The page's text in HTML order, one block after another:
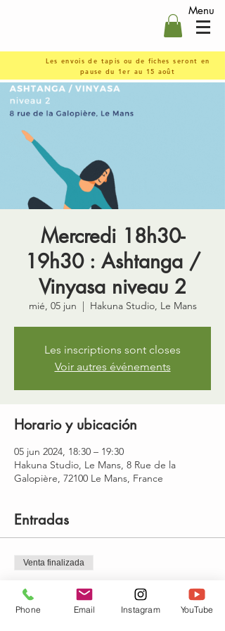
Menu
Les envois de tapis ou de fiches seront en
pause du 1er au 15 août
Mercredi 18h30-
19h30 : Ashtanga /
Vinyasa niveau 2
mié, 05 jun
  |
Hakuna Studio, Le Mans
Les inscriptions sont closes
Voir autres événements
Horario y ubicación
05 jun 2024, 18:30 – 19:30
Hakuna Studio, Le Mans, 8 Rue de la
Galopière, 72100 Le Mans, France
Entradas
Venta finalizada
Tipo de entrada
mercredi 18h30-19h30
Phone Email Instagram YouTube